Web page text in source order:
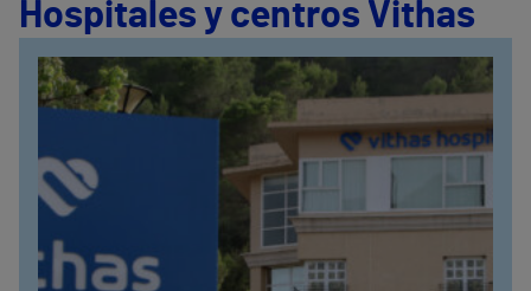
Hospitales y centros Vithas